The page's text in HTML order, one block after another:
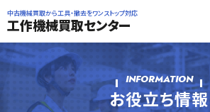
中古機械買取から工具・撤去をワンストップ対応
工作機械買取センター
INFORMATION
お役立ち情報